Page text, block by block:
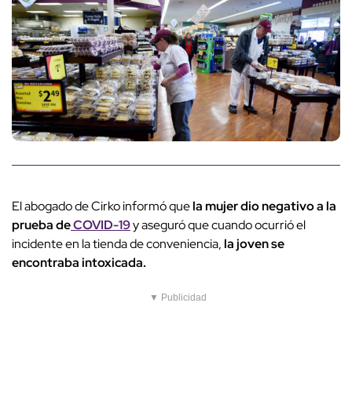
El abogado de Cirko informó quela mujer dio negativo a la
prueba deCOVID-19y aseguró que cuando ocurrió el
incidente en la tienda de conveniencia,la joven se
encontraba intoxicada.
▼ Publicidad